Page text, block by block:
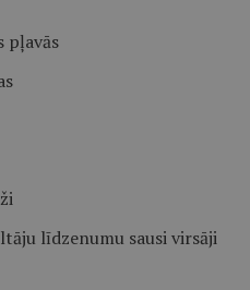
pļavās
līdzenumu sausi virsāji